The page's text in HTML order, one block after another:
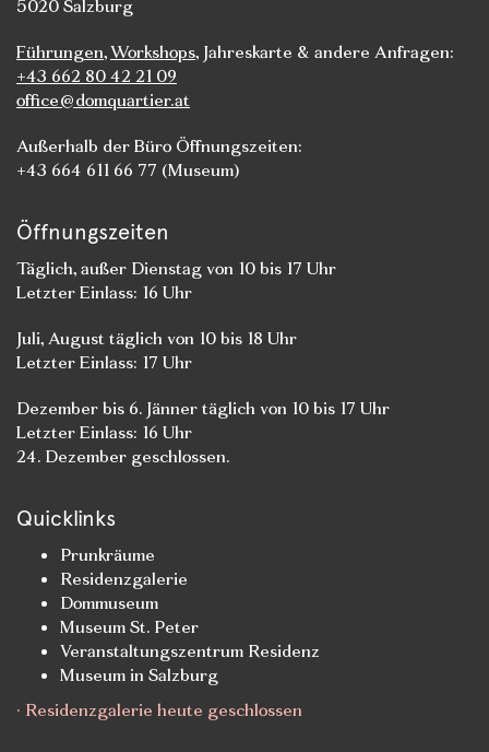
5020 Salzburg
Führungen,Workshops, Jahreskarte & andere Anfragen:
+43 662 80 42 21 09
office@domquartier.at
Außerhalb der Büro Öffnungszeiten:
+43 664 611 66 77 (Museum)
Öffnungszeiten
Täglich, außer Dienstag von 10 bis 17 Uhr
Letzter Einlass: 16 Uhr
Juli, August täglich von 10 bis 18 Uhr
Letzter Einlass: 17 Uhr
Dezember bis 6. Jänner täglich von 10 bis 17 Uhr
Letzter Einlass: 16 Uhr
24. Dezember geschlossen.
Quicklinks
Prunkräume
Residenzgalerie
Dommuseum
Museum St. Peter
Veranstaltungszentrum Residenz
Museum in Salzburg
· Residenzgalerie heute geschlossen